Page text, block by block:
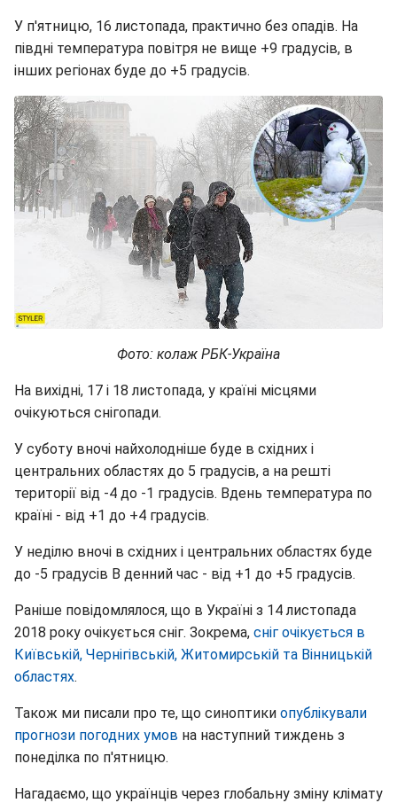
У п'ятницю, 16 листопада, практично без опадів. На
півдні температура повітря не вище +9 градусів, в
інших регіонах буде до +5 градусів.
Фото: колаж РБК-Україна
На вихідні, 17 і 18 листопада, у країні місцями
очікуються снігопади.
У суботу вночі найхолодніше буде в східних і
центральних областях до 5 градусів, а на решті
території від -4 до -1 градусів. Вдень температура по
країні - від +1 до +4 градусів.
У неділю вночі в східних і центральних областях буде
до -5 градусів В денний час - від +1 до +5 градусів.
Раніше повідомлялося, що в Україні з 14 листопада
2018 року очікується сніг. Зокрема, сніг очікується в
Київській, Чернігівській, Житомирській та Вінницькій
областях.
Також ми писали про те, що синоптики опублікували
прогнози погодних умов на наступний тиждень з
понеділка по п'ятницю.
Нагадаємо, що українців через глобальну зміну клімату